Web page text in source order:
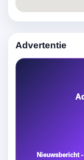
Advertentie
Nieuwsbericht